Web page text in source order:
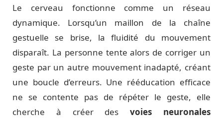
Le cerveau fonctionne comme un réseau
dynamique. Lorsqu’un maillon de la chaîne
gestuelle se brise, la fluidité du mouvement
disparaît. La personne tente alors de corriger un
geste par un autre mouvement inadapté, créant
une boucle d’erreurs. Une rééducation efficace
ne se contente pas de répéter le geste, elle
cherche à créer desvoies neuronales